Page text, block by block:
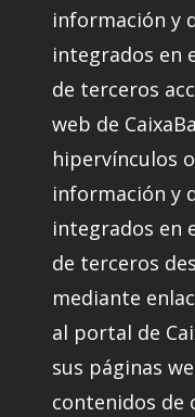
información y
integrados en
de terceros
web de
hipervínculos
información y
integrados en
de terceros
mediante
al portal de
sus páginas
contenidos de